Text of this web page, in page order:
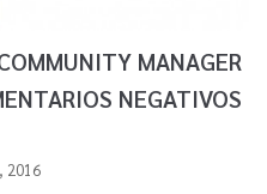
MANAGER
NEGATIVOS
2016